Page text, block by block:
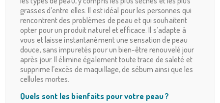
grasses d’entre elles. Il est idéal pour les personnes qui
rencontrent des problèmes de peau et qui souhaitent
opter pour un produit naturel et efficace. Il s’adapte à
vous et laisse instantanément une sensation de peau
douce, sans impuretés pour un bien-être renouvelé jour
après jour. Il élimine également toute trace de saleté et
supprime l’excès de maquillage, de sébum ainsi que les
cellules mortes.
Quels sont les bienfaits pour votre peau ?